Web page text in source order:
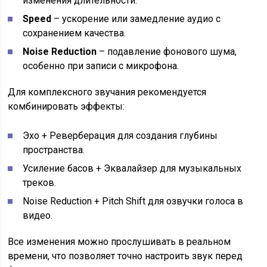
Speed – ускорение или замедление аудио с
сохранением качества.
Noise Reduction – подавление фонового шума,
особенно при записи с микрофона.
Для комплексного звучания рекомендуется
комбинировать эффекты:
Эхо + Реверберация для создания глубины
пространства.
Усиление басов + Эквалайзер для музыкальных
треков.
Noise Reduction + Pitch Shift для озвучки голоса в
видео.
Все изменения можно прослушивать в реальном
времени, что позволяет точно настроить звук перед